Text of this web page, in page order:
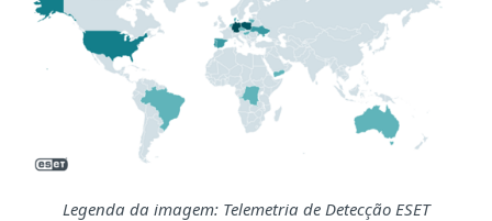
Legenda da imagem: Telemetria de Detecção ESET